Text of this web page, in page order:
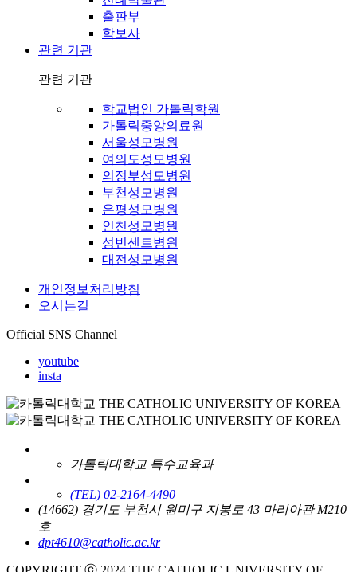
출판부
학보사
관련 기관
관련 기관
학교법인 가톨릭학원
가톨릭중앙의료원
서울성모병원
여의도성모병원
의정부성모병원
부천성모병원
은평성모병원
인천성모병원
성빈센트병원
대전성모병원
개인정보처리방침
오시는길
Official SNS Channel
youtube
insta
가톨릭대학교 특수교육과
(TEL) 02-2164-4490
(14662) 경기도 부천시 원미구 지봉로 43 마리아관 M210
호
dpt4610@catholic.ac.kr